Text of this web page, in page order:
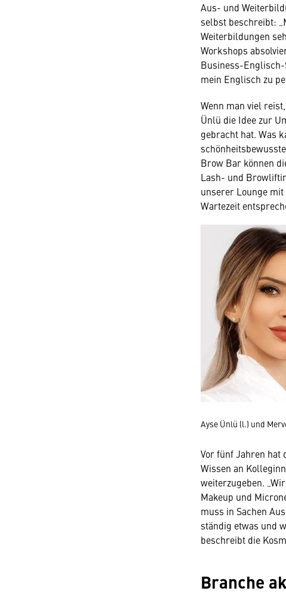
Aus- und
selbst beschreibt:
Weiterbildungen
Workshops
Business-
mein Englisch zu
Wenn man viel
Ünlü die Idee zur
gebracht hat. Was
Brow Bar können
Lash- und
unserer Lounge
Wartezeit
Ayse Ünlü (l.) und
Vor fünf Jahren hat
Wissen an
weiterzugeben.
Makeup und
muss in Sachen
ständig etwas und
beschreibt die
Branche